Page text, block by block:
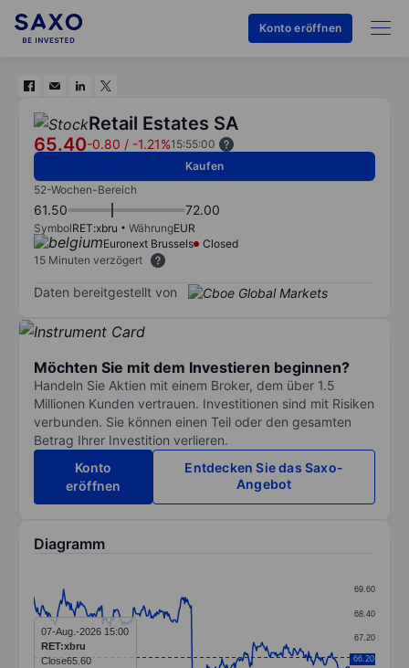
Konto eröffnen
Retail Estates SA
65.40-0.80 / -1.21%15:55:00
Kaufen
52-Wochen-Bereich
61.50 72.00
SymbolRET:xbru WährungEUR
Euronext Brussels
Closed
15 Minuten verzögert
Daten bereitgestellt von
Möchten Sie mit dem Investieren beginnen?
Handeln Sie Aktien mit einem Broker, dem über 1.5
Millionen Kunden vertrauen. Investitionen sind mit Risiken
verbunden. Sie können einen Teil oder den gesamten
Betrag Ihrer Investition verlieren.
Konto
eröffnen
Entdecken Sie das Saxo-
Angebot
Diagramm
Line chart with 340 data points.
The chart has 1 X axis displaying categories.
The chart has 1 Y axis displaying values. Data66.00
67.20
68.40
69.60
66.20
07-Aug.-2026 15:00
RET:xbru
Close65.60